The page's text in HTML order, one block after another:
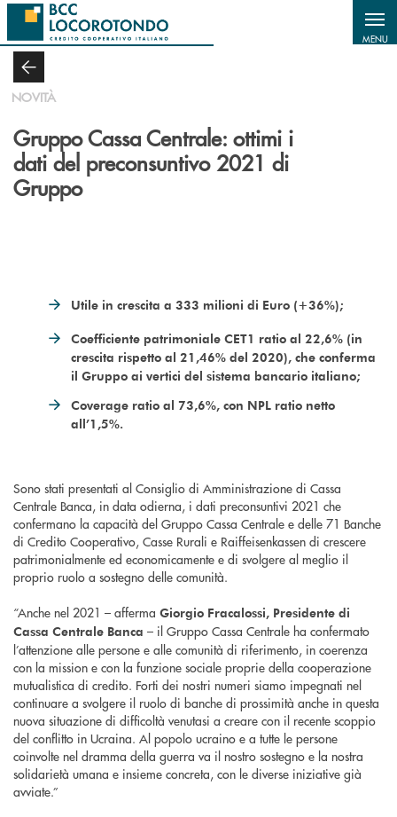
Salta al contenuto principale
MENU
NOVITÀ
Gruppo Cassa Centrale: ottimi i
dati del preconsuntivo 2021 di
Gruppo
Utile in crescita a 333 milioni di Euro (+36%);
Coefficiente patrimoniale CET1 ratio al 22,6% (in
crescita rispetto al 21,46% del 2020), che conferma
il Gruppo ai vertici del sistema bancario italiano;
Coverage ratio al 73,6%, con NPL ratio netto
all’1,5%.
Sono stati presentati al Consiglio di Amministrazione di Cassa
Centrale Banca, in data odierna, i dati preconsuntivi 2021 che
confermano la capacità del Gruppo Cassa Centrale e delle 71 Banche
di Credito Cooperativo, Casse Rurali e Raiffeisenkassen di crescere
patrimonialmente ed economicamente e di svolgere al meglio il
proprio ruolo a sostegno delle comunità.
“Anche nel 2021 – afferma Giorgio Fracalossi, Presidente di
Cassa Centrale Banca – il Gruppo Cassa Centrale ha confermato
l’attenzione alle persone e alle comunità di riferimento, in coerenza
con la mission e con la funzione sociale proprie della cooperazione
mutualistica di credito. Forti dei nostri numeri siamo impegnati nel
continuare a svolgere il ruolo di banche di prossimità anche in questa
nuova situazione di difficoltà venutasi a creare con il recente scoppio
del conflitto in Ucraina. Al popolo ucraino e a tutte le persone
coinvolte nel dramma della guerra va il nostro sostegno e la nostra
solidarietà umana e insieme concreta, con le diverse iniziative già
avviate.”